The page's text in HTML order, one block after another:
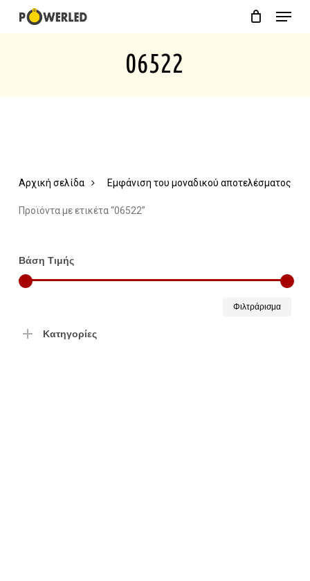
Menu
06522
Εμφάνιση του μοναδικού αποτελέσματος
Αρχική σελίδα
Προϊόντα με ετικέτα “06522”
Βάση Τιμής
Φιλτράρισμα
Κατηγορίες